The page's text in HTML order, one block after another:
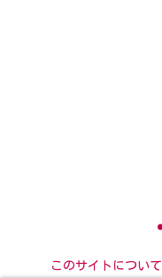
このサイトについて